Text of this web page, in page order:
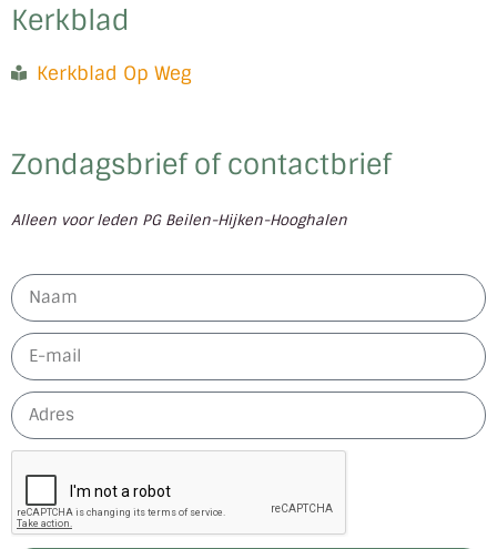
Kerkblad
Kerkblad Op Weg
Zondagsbrief of contactbrief
Alleen voor leden PG Beilen-Hijken-Hooghalen